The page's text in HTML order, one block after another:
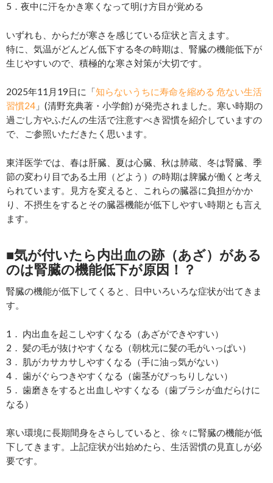
5．夜中に汗をかき寒くなって明け方目が覚める
いずれも、からだが寒さを感じている症状と言えます。
特に、気温がどんどん低下する冬の時期は、腎臓の機能低下が
生じやすいので、積極的な寒さ対策が大切です。
2025年11月19日に「知らないうちに寿命を縮める 危ない生活
習慣24 」(清野充典著・小学館) が発売されました。寒い時期の
過ごし方やふだんの生活で注意すべき習慣を紹介していますの
で、ご参照いただきたく思います。
東洋医学では、春は肝臓、夏は心臓、秋は肺蔵、冬は腎臓、季
節の変わり目である土用（どよう）の時期は脾臓が働くと考え
られています。見方を変えると、これらの臓器に負担がかか
り、不摂生をするとその臓器機能が低下しやすい時期とも言え
ます。
■気が付いたら内出血の跡（あざ）がある
のは腎臓の機能低下が原因！？
腎臓の機能が低下してくると、日中いろいろな症状が出てきま
す。
1． 内出血を起こしやすくなる（あざができやすい）
2． 髪の毛が抜けやすくなる（朝枕元に髪の毛がいっぱい）
3． 肌がカサカサしやすくなる（手に油っ気がない）
4． 歯がぐらつきやすくなる（歯茎がぴっちりしない）
5． 歯磨きをすると出血しやすくなる（歯ブラシが血だらけに
なる）
寒い環境に長期間身をさらしていると、徐々に腎臓の機能が低
下してきます。上記症状が出始めたら、生活習慣の見直しが必
要です。